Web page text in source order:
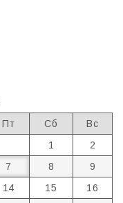
Пт Сб
Вс
1
2
7 8
9
14 15
16